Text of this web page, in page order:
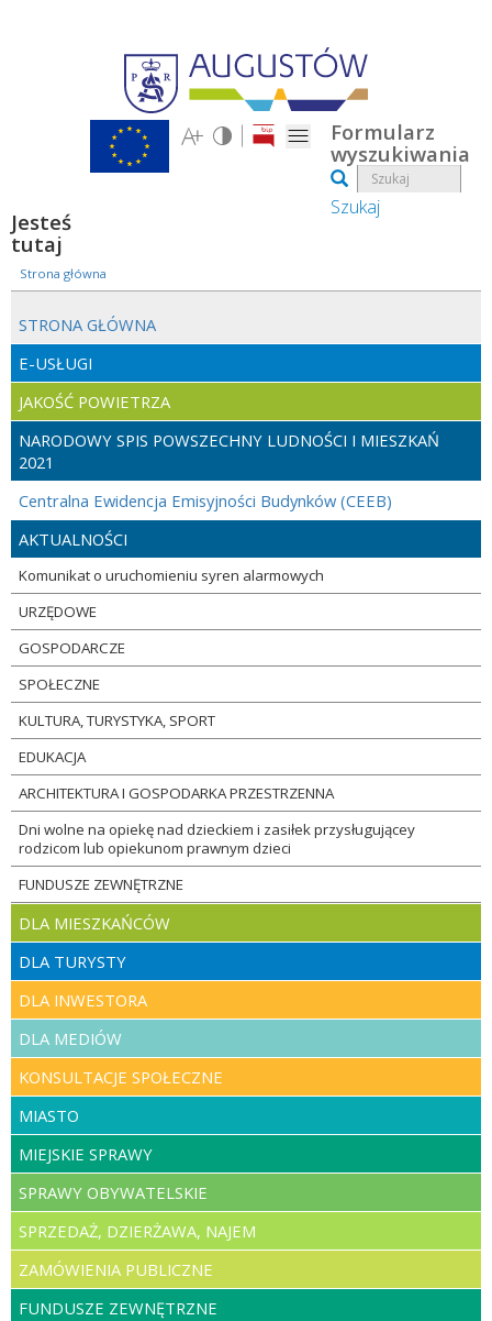
Przejdź do treści
Formularz
wyszukiwania
Szukaj
Jesteś
tutaj
Strona główna
STRONA GŁÓWNA
E-USŁUGI
JAKOŚĆ POWIETRZA
NARODOWY SPIS POWSZECHNY LUDNOŚCI I MIESZKAŃ
2021
Centralna Ewidencja Emisyjności Budynków (CEEB)
AKTUALNOŚCI
Komunikat o uruchomieniu syren alarmowych
URZĘDOWE
GOSPODARCZE
SPOŁECZNE
KULTURA, TURYSTYKA, SPORT
EDUKACJA
ARCHITEKTURA I GOSPODARKA PRZESTRZENNA
Dni wolne na opiekę nad dzieckiem i zasiłek przysługującey
rodzicom lub opiekunom prawnym dzieci
FUNDUSZE ZEWNĘTRZNE
DLA MIESZKAŃCÓW
DLA TURYSTY
DLA INWESTORA
DLA MEDIÓW
KONSULTACJE SPOŁECZNE
MIASTO
MIEJSKIE SPRAWY
SPRAWY OBYWATELSKIE
SPRZEDAŻ, DZIERŻAWA, NAJEM
ZAMÓWIENIA PUBLICZNE
FUNDUSZE ZEWNĘTRZNE